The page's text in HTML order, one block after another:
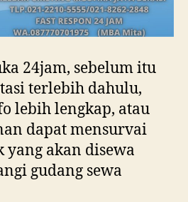
24jam, sebelum itu
terlebih dahulu,
lebih lengkap, atau
dapat mensurvai
yang akan disewa
gudang sewa